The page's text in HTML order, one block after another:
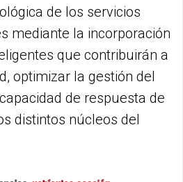
de los servicios
mediante la incorporación
que contribuirán a
optimizar la gestión del
de respuesta de
distintos núcleos del